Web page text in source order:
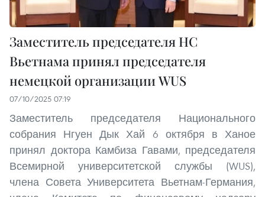
Заместитель председателя НС
Вьетнама принял председателя
немецкой организации WUS
07/10/2025 07:19
Заместитель председателя Национального
собрания Нгуен Дык Хай 6 октября в Ханое
принял доктора Камбиза Гавами, председателя
Всемирной университетской службы (WUS),
члена Совета Университета Вьетнам-Германия,